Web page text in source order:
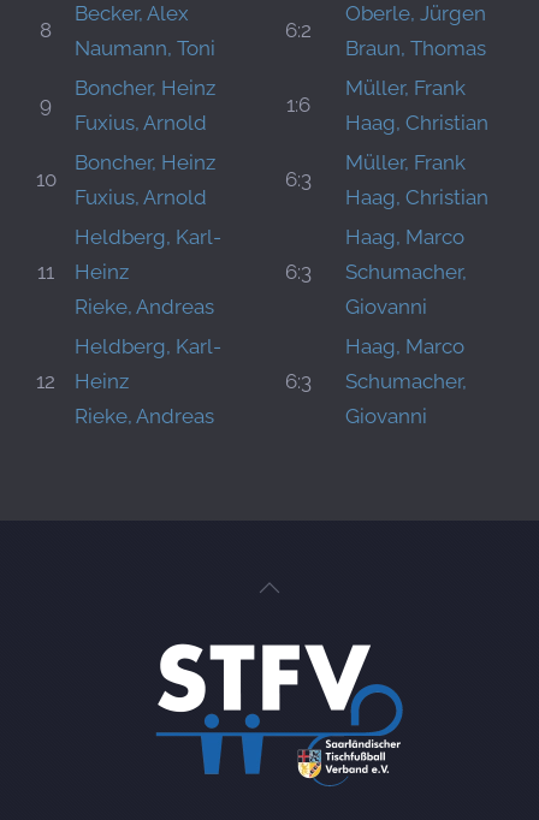
8
Becker, Alex
Naumann, Toni
6:2
Oberle, Jürgen
Braun, Thomas
9
Boncher, Heinz
Fuxius, Arnold
1:6
Müller, Frank
Haag, Christian
10
Boncher, Heinz
Fuxius, Arnold
6:3
Müller, Frank
Haag, Christian
11
Heldberg, Karl-
Heinz
Rieke, Andreas
6:3
Haag, Marco
Schumacher,
Giovanni
12
Heldberg, Karl-
Heinz
Rieke, Andreas
6:3
Haag, Marco
Schumacher,
Giovanni